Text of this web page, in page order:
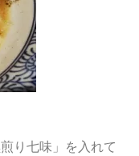
り七味」を入れて